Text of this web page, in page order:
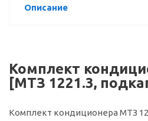
Описание
Комплект
[МТЗ 1221.3,
Комплект кондиционера МТЗ